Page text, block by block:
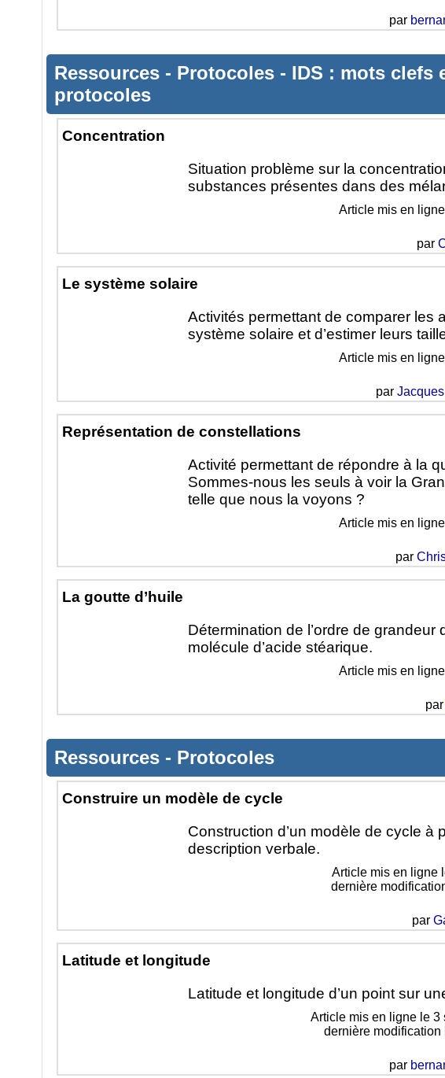
par
Ressources - Protocoles - IDS : mots clefs
protocoles
Concentration
Situation problème sur la
substances présentes dans des
Article mis en
par
Le système solaire
Activités permettant de comparer les
système solaire et d’estimer leurs
Article mis en
par
Représentation de constellations
Activité permettant de répondre à la
Sommes-nous les seuls à voir la
telle que nous la voyons ?
Article mis en
par
La goutte d’huile
Détermination de l’ordre de grandeur
molécule d’acide stéarique.
Article mis en
Ressources - Protocoles
Construire un modèle de cycle
Construction d’un modèle de cycle à
description verbale.
Article mis en ligne
dernière
par
Latitude et longitude
Latitude et longitude d’un point sur
Article mis en ligne le3
dernière modification
par